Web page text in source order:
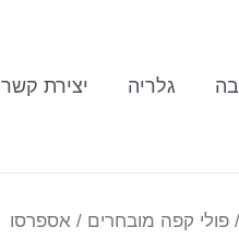
גלריה יצירת קשר
/ פולי קפה מובחרים / אספרסו